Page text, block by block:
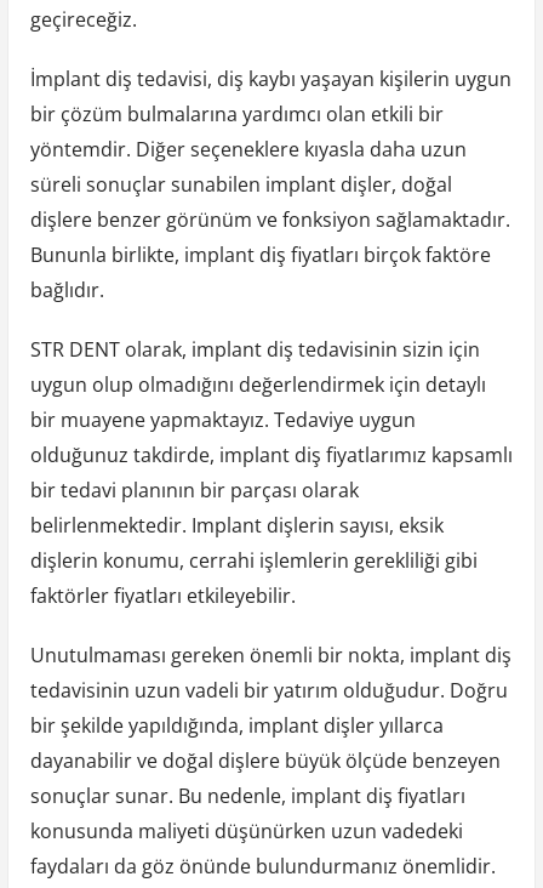
geçireceğiz.
İmplant diş tedavisi, diş kaybı yaşayan kişilerin uygun
bir çözüm bulmalarına yardımcı olan etkili bir
yöntemdir. Diğer seçeneklere kıyasla daha uzun
süreli sonuçlar sunabilen implant dişler, doğal
dişlere benzer görünüm ve fonksiyon sağlamaktadır.
Bununla birlikte, implant diş fiyatları birçok faktöre
bağlıdır.
STR DENT olarak, implant diş tedavisinin sizin için
uygun olup olmadığını değerlendirmek için detaylı
bir muayene yapmaktayız. Tedaviye uygun
olduğunuz takdirde, implant diş fiyatlarımız kapsamlı
bir tedavi planının bir parçası olarak
belirlenmektedir. Implant dişlerin sayısı, eksik
dişlerin konumu, cerrahi işlemlerin gerekliliği gibi
faktörler fiyatları etkileyebilir.
Unutulmaması gereken önemli bir nokta, implant diş
tedavisinin uzun vadeli bir yatırım olduğudur. Doğru
bir şekilde yapıldığında, implant dişler yıllarca
dayanabilir ve doğal dişlere büyük ölçüde benzeyen
sonuçlar sunar. Bu nedenle, implant diş fiyatları
konusunda maliyeti düşünürken uzun vadedeki
faydaları da göz önünde bulundurmanız önemlidir.